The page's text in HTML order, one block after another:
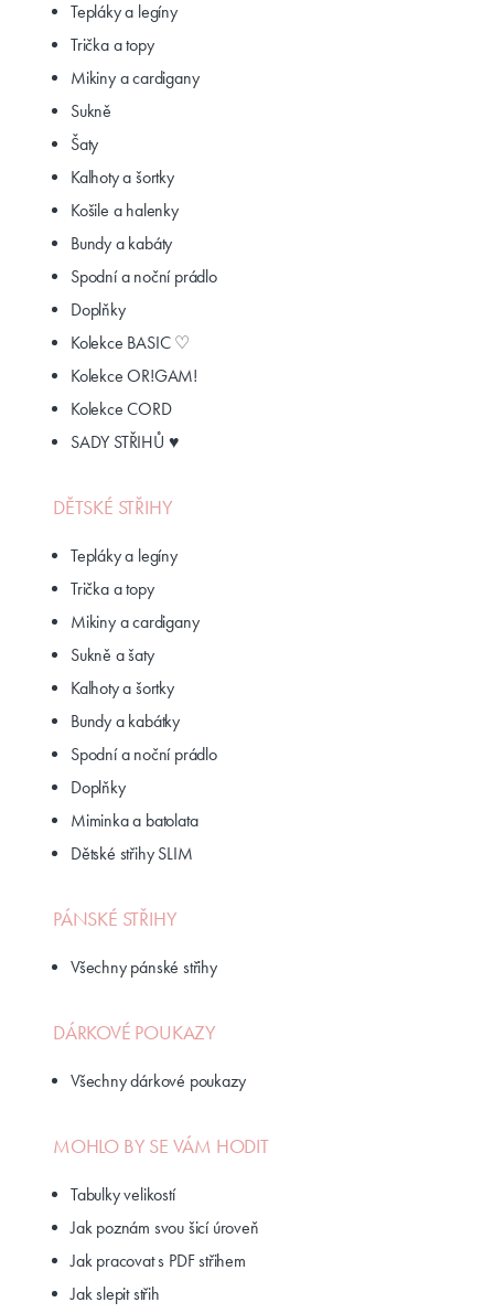
Tepláky a legíny
Trička a topy
Mikiny a cardigany
Sukně
Šaty
Kalhoty a šortky
Košile a halenky
Bundy a kabáty
Spodní a noční prádlo
Doplňky
Kolekce BASIC ♡
Kolekce OR!GAM!
Kolekce CORD
SADY STŘIHŮ ♥
DĚTSKÉ STŘIHY
Tepláky a legíny
Trička a topy
Mikiny a cardigany
Sukně a šaty
Kalhoty a šortky
Bundy a kabátky
Spodní a noční prádlo
Doplňky
Miminka a batolata
Dětské střihy SLIM
PÁNSKÉ STŘIHY
Všechny pánské střihy
DÁRKOVÉ POUKAZY
Všechny dárkové poukazy
MOHLO BY SE VÁM HODIT
Tabulky velikostí
Jak poznám svou šicí úroveň
Jak pracovat s PDF střihem
Jak slepit střih